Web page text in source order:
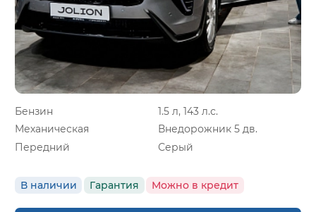
Бензин
1.5 л, 143 л.с.
Механическая
Внедорожник 5 дв.
Передний
Серый
В наличии Гарантия Можно в кредит